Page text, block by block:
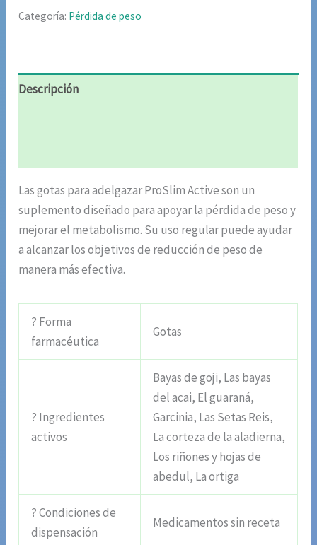
$85.02.$42.51.
Categoría: Pérdida de peso
Descripción
Las gotas para adelgazar ProSlim Active son un
suplemento diseñado para apoyar la pérdida de peso y
mejorar el metabolismo. Su uso regular puede ayudar
a alcanzar los objetivos de reducción de peso de
manera más efectiva.
? Forma
farmacéutica
Gotas
? Ingredientes
activos
Bayas de goji, Las bayas
del acai, El guaraná,
Garcinia, Las Setas Reis,
La corteza de la aladierna,
Los riñones y hojas de
abedul, La ortiga
? Condiciones de
dispensación
Medicamentos sin receta